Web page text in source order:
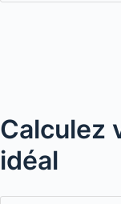
Calculez
idéal